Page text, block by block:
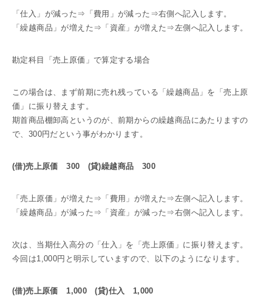
「仕入」が減った⇒「費用」が減った⇒右側へ記入します。
「繰越商品」が増えた⇒「資産」が増えた⇒左側へ記入します。
勘定科目「売上原価」で算定する場合
この場合は、まず前期に売れ残っている「繰越商品」を「売上原
価」に振り替えます。
期首商品棚卸高というのが、前期からの繰越商品にあたりますの
で、300円だという事がわかります。
(借)売上原価 300 (貸)繰越商品 300
「売上原価」が増えた⇒「費用」が増えた⇒左側へ記入します。
「繰越商品」が減った⇒「資産」が減った⇒右側へ記入します。
次は、当期仕入高分の「仕入」を「売上原価」に振り替えます。
今回は1,000円と明示していますので、以下のようになります。
(借)売上原価 1,000 (貸)仕入 1,000